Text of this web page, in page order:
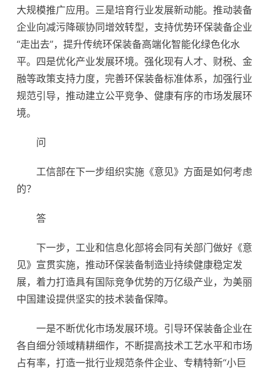
大规模推广应用。三是培育行业发展新动能。推动装备
企业向减污降碳协同增效转型，支持优势环保装备企业
“走出去”，提升传统环保装备高端化智能化绿色化水
平。四是优化产业发展环境。强化现有人才、财税、金
融等政策支持力度，完善环保装备标准体系，加强行业
规范引导，推动建立公平竞争、健康有序的市场发展环
境。
问
工信部在下一步组织实施《意见》方面是如何考虑
的？
答
下一步，工业和信息化部将会同有关部门做好《意
见》宣贯实施，推动环保装备制造业持续健康稳定发
展，着力打造具有国际竞争优势的万亿级产业，为美丽
中国建设提供坚实的技术装备保障。
一是不断优化市场发展环境。引导环保装备企业在
各自细分领域精耕细作，不断提高技术工艺水平和市场
占有率，打造一批行业规范条件企业、专精特新“小巨